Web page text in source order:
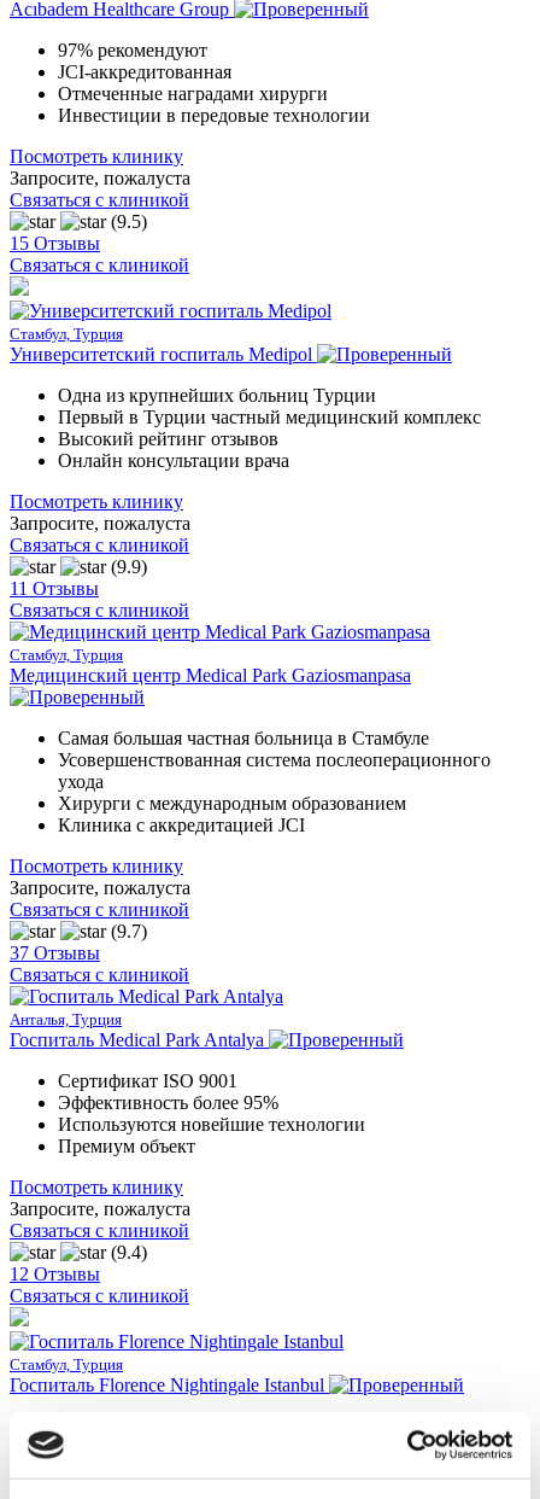
Acıbadem Healthcare Group
97% рекомендуют
JCI-аккредитованная
Отмеченные наградами хирурги
Инвестиции в передовые технологии
Посмотреть клинику
Запросите, пожалуста
Связаться с клиникой
(9.5)
15 Отзывы
Связаться с клиникой
Стамбул, Турция
Университетский госпиталь Medipol
Одна из крупнейших больниц Турции
Первый в Турции частный медицинский комплекс
Высокий рейтинг отзывов
Онлайн консультации врача
Посмотреть клинику
Запросите, пожалуста
Связаться с клиникой
(9.9)
11 Отзывы
Связаться с клиникой
Стамбул, Турция
Медицинский центр Medical Park Gaziosmanpasa
Самая большая частная больница в Стамбуле
Усовершенствованная система послеоперационного
ухода
Хирурги с международным образованием
Клиника с аккредитацией JCI
Посмотреть клинику
Запросите, пожалуста
Связаться с клиникой
(9.7)
37 Отзывы
Связаться с клиникой
Анталья, Турция
Госпиталь Medical Park Antalya
Сертификат ISO 9001
Эффективность более 95%
Используются новейшие технологии
Премиум объект
Посмотреть клинику
Запросите, пожалуста
Связаться с клиникой
(9.4)
12 Отзывы
Связаться с клиникой
Стамбул, Турция
Госпиталь Florence Nightingale Istanbul
Премиум объект